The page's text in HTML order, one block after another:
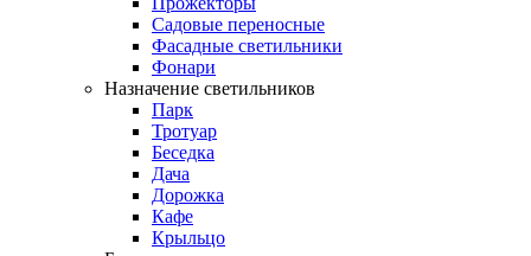
Садовые переносные
Фасадные светильники
Фонари
Назначение светильников
Парк
Тротуар
Беседка
Дача
Дорожка
Кафе
Крыльцо